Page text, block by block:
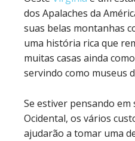
dos Apalaches da
suas belas montanhas
uma história rica que
muitas casas ainda
servindo como museus
Se estiver pensando
Ocidental, os vários
ajudarão a tomar uma